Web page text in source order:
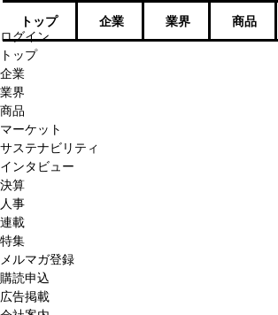
ログイン
トップ
企業
業界
商品
マーケット
サステナビリティ
インタビュー
決算
人事
連載
特集
メルマガ登録
購読申込
広告掲載
トップ 企業 業界 商品